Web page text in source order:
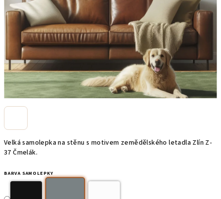
Velká samolepka na stěnu s motivem zemědělského letadla Zlín Z-
37 Čmelák.
BARVA SAMOLEPKY